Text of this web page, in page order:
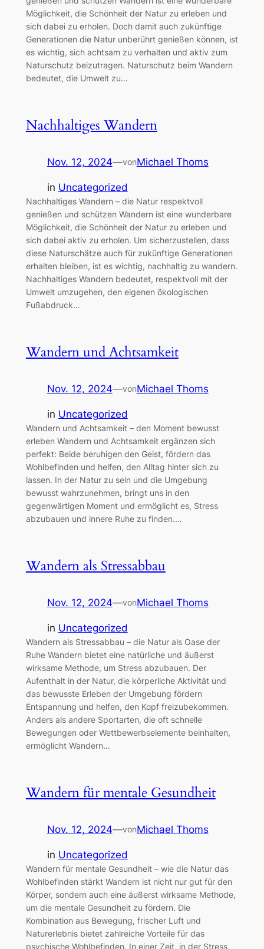
Möglichkeit, die Schönheit der Natur zu erleben und
sich dabei zu erholen. Doch damit auch zukünftige
Generationen die Natur unberührt genießen können, ist
es wichtig, sich achtsam zu verhalten und aktiv zum
Naturschutz beizutragen. Naturschutz beim Wandern
bedeutet, die Umwelt zu…
Nachhaltiges Wandern
Nov. 12, 2024—vonMichael Thoms
in Uncategorized
Nachhaltiges Wandern – die Natur respektvoll
genießen und schützen Wandern ist eine wunderbare
Möglichkeit, die Schönheit der Natur zu erleben und
sich dabei aktiv zu erholen. Um sicherzustellen, dass
diese Naturschätze auch für zukünftige Generationen
erhalten bleiben, ist es wichtig, nachhaltig zu wandern.
Nachhaltiges Wandern bedeutet, respektvoll mit der
Umwelt umzugehen, den eigenen ökologischen
Fußabdruck…
Wandern und Achtsamkeit
Nov. 12, 2024—vonMichael Thoms
in Uncategorized
Wandern und Achtsamkeit – den Moment bewusst
erleben Wandern und Achtsamkeit ergänzen sich
perfekt: Beide beruhigen den Geist, fördern das
Wohlbefinden und helfen, den Alltag hinter sich zu
lassen. In der Natur zu sein und die Umgebung
bewusst wahrzunehmen, bringt uns in den
gegenwärtigen Moment und ermöglicht es, Stress
abzubauen und innere Ruhe zu finden.…
Wandern als Stressabbau
Nov. 12, 2024—vonMichael Thoms
in Uncategorized
Wandern als Stressabbau – die Natur als Oase der
Ruhe Wandern bietet eine natürliche und äußerst
wirksame Methode, um Stress abzubauen. Der
Aufenthalt in der Natur, die körperliche Aktivität und
das bewusste Erleben der Umgebung fördern
Entspannung und helfen, den Kopf freizubekommen.
Anders als andere Sportarten, die oft schnelle
Bewegungen oder Wettbewerbselemente beinhalten,
ermöglicht Wandern…
Wandern für mentale Gesundheit
Nov. 12, 2024—vonMichael Thoms
in Uncategorized
Wandern für mentale Gesundheit – wie die Natur das
Wohlbefinden stärkt Wandern ist nicht nur gut für den
Körper, sondern auch eine äußerst wirksame Methode,
um die mentale Gesundheit zu fördern. Die
Kombination aus Bewegung, frischer Luft und
Naturerlebnis bietet zahlreiche Vorteile für das
psychische Wohlbefinden. In einer Zeit, in der Stress